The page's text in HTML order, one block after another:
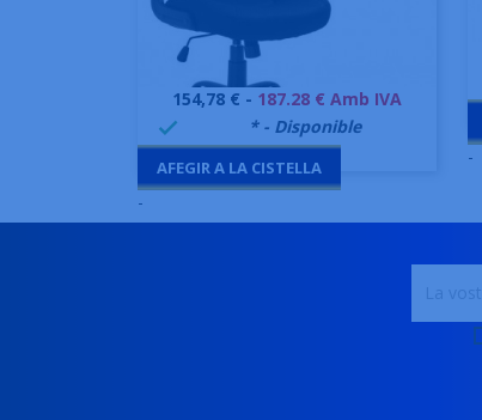
 Vista ràpida
Preu
154,78 € - 187.28 € Amb IVA
 * - Disponible
AFEGIR A LA CISTELLA
-
-